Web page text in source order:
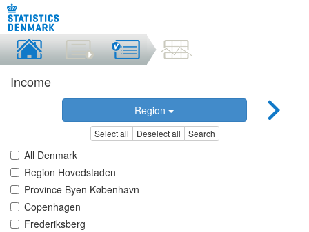
Income
Region
Select all Deselect all Search
All Denmark
Region Hovedstaden
Province Byen København
Copenhagen
Frederiksberg